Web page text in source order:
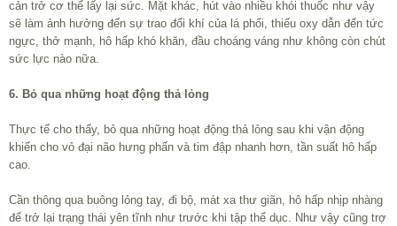
cản trở cơ thể lấy lại sức. Mặt khác, hút vào nhiều khói thuốc như vậy
sẽ làm ảnh hưởng đến sự trao đổi khí của lá phổi, thiếu oxy dẫn đến tức
ngực, thở mạnh, hô hấp khó khăn, đầu choáng váng như không còn chút
sức lực nào nữa.
6. Bỏ qua những hoạt động thả lỏng
Thực tế cho thấy, bỏ qua những hoạt động thả lỏng sau khi vận động
khiến cho vỏ đại não hưng phấn và tim đập nhanh hơn, tần suất hô hấp
cao.
Cần thông qua buông lỏng tay, đi bộ, mát xa thư giãn, hô hấp nhịp nhàng
để trở lại trạng thái yên tĩnh như trước khi tập thể dục. Như vậy cũng trợ